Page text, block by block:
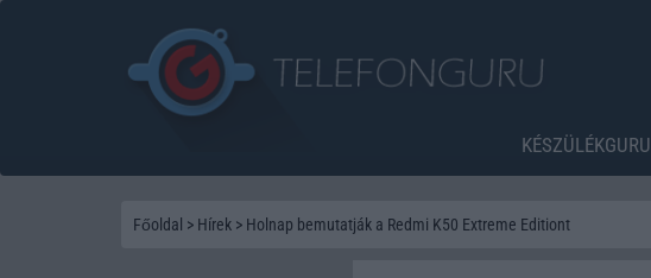
KÉSZÜLÉKGURU
Főoldal > Hírek > Holnap bemutatják a Redmi K50 Extreme Editiont